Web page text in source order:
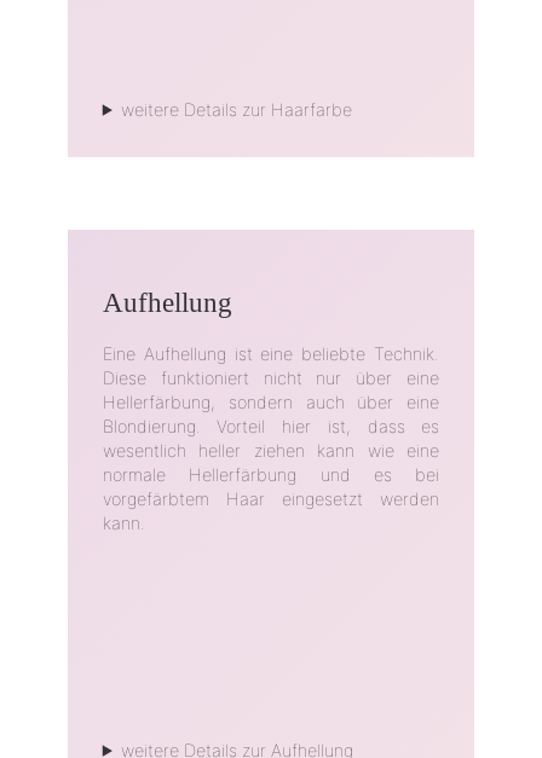
weitere Details zur Haarfarbe
Aufhellung
Eine Aufhellung ist eine beliebte Technik.
Diese funktioniert nicht nur über eine
Hellerfärbung, sondern auch über eine
Blondierung. Vorteil hier ist, dass es
wesentlich heller ziehen kann wie eine
normale Hellerfärbung und es bei
vorgefärbtem Haar eingesetzt werden
kann.
weitere Details zur Aufhellung